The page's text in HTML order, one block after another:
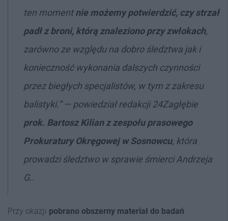
ten momentnie możemy potwierdzić, czy strzał
padł z broni, którą znaleziono przy zwłokach,
zarówno ze względu na dobro śledztwa jak i
konieczność wykonania dalszych czynności
przez biegłych specjalistów, w tym z zakresu
balistyki.” — powiedział redakcji 24Zagłębie
prok. Bartosz Kilian z zespołu prasowego
Prokuratury Okręgowej w Sosnowcu, która
prowadzi śledztwo w sprawie śmierci Andrzeja
G..
Przy okazji pobrano obszerny materiał do badań